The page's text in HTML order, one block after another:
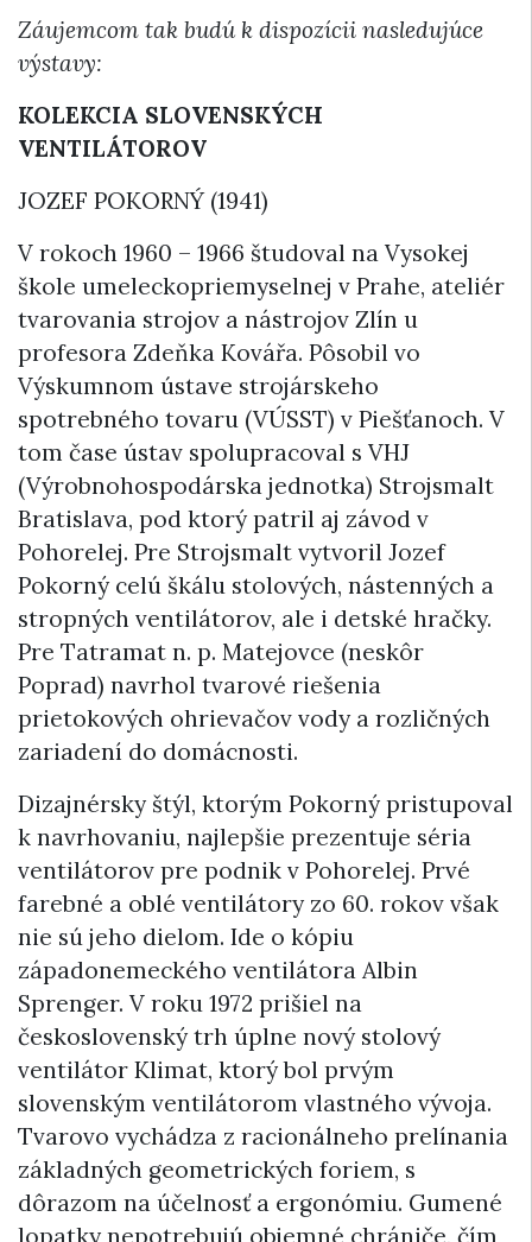
Záujemcom tak budú k dispozícii nasledujúce
výstavy:
KOLEKCIA SLOVENSKÝCH
VENTILÁTOROV
JOZEF POKORNÝ (1941)
V rokoch 1960 – 1966 študoval na Vysokej
škole umeleckopriemyselnej v Prahe, ateliér
tvarovania strojov a nástrojov Zlín u
profesora Zdeňka Kovářa. Pôsobil vo
Výskumnom ústave strojárskeho
spotrebného tovaru (VÚSST) v Piešťanoch. V
tom čase ústav spolupracoval s VHJ
(Výrobnohospodárska jednotka) Strojsmalt
Bratislava, pod ktorý patril aj závod v
Pohorelej. Pre Strojsmalt vytvoril Jozef
Pokorný celú škálu stolových, nástenných a
stropných ventilátorov, ale i detské hračky.
Pre Tatramat n. p. Matejovce (neskôr
Poprad) navrhol tvarové riešenia
prietokových ohrievačov vody a rozličných
zariadení do domácnosti.
Dizajnérsky štýl, ktorým Pokorný pristupoval
k navrhovaniu, najlepšie prezentuje séria
ventilátorov pre podnik v Pohorelej. Prvé
farebné a oblé ventilátory zo 60. rokov však
nie sú jeho dielom. Ide o kópiu
západonemeckého ventilátora Albin
Sprenger. V roku 1972 prišiel na
československý trh úplne nový stolový
ventilátor Klimat, ktorý bol prvým
slovenským ventilátorom vlastného vývoja.
Tvarovo vychádza z racionálneho prelínania
základných geometrických foriem, s
dôrazom na účelnosť a ergonómiu. Gumené
lopatky nepotrebujú objemné chrániče, čím